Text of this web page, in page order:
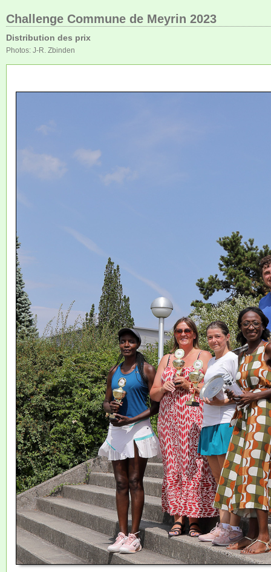
Challenge Commune de Meyrin 2023
Distribution des prix
Photos: J-R. Zbinden